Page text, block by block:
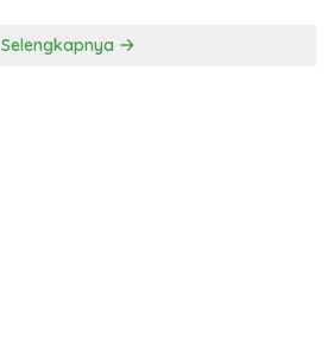
Selengkapnya